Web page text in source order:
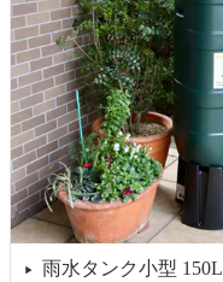
▶
雨水タンク小型 150L